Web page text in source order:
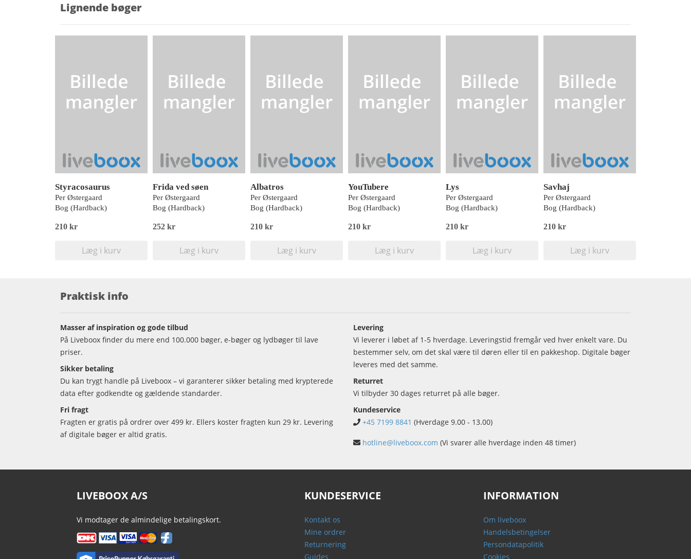
Lignende bøger
Styracosaurus
Per Østergaard
Bog (Hardback)
210 kr
Læg i kurv
Frida ved søen
Per Østergaard
Bog (Hardback)
252 kr
Læg i kurv
Albatros
Per Østergaard
Bog (Hardback)
210 kr
Læg i kurv
YouTubere
Per Østergaard
Bog (Hardback)
210 kr
Læg i kurv
Lys
Per Østergaard
Bog (Hardback)
210 kr
Læg i kurv
Savhaj
Per Østergaard
Bog (Hardback)
210 kr
Læg i kurv
Praktisk info
Masser af inspiration og gode tilbud
På Liveboox finder du mere end 100.000 bøger, e-bøger og lydbøger til lave
priser.
Sikker betaling
Du kan trygt handle på Liveboox – vi garanterer sikker betaling med krypterede
data efter godkendte og gældende standarder.
Fri fragt
Fragten er gratis på ordrer over 499 kr. Ellers koster fragten kun 29 kr. Levering
af digitale bøger er altid gratis.
Levering
Vi leverer i løbet af 1-5 hverdage. Leveringstid fremgår ved hver enkelt vare. Du
bestemmer selv, om det skal være til døren eller til en pakkeshop. Digitale bøger
leveres med det samme.
Returret
Vi tilbyder 30 dages returret på alle bøger.
Kundeservice
+45 7199 8841 (Hverdage 9.00 - 13.00)
hotline@liveboox.com (Vi svarer alle hverdage inden 48 timer)
LIVEBOOX A/S
Vi modtager de almindelige betalingskort.
KUNDESERVICE
Kontakt os
Mine ordrer
Returnering
Guides
INFORMATION
Om liveboox
Handelsbetingelser
Persondatapolitik
Cookies